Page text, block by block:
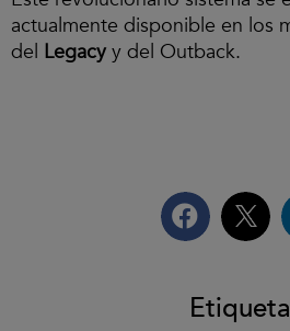
actualmente disponible en los
del Legacy y del Outback.